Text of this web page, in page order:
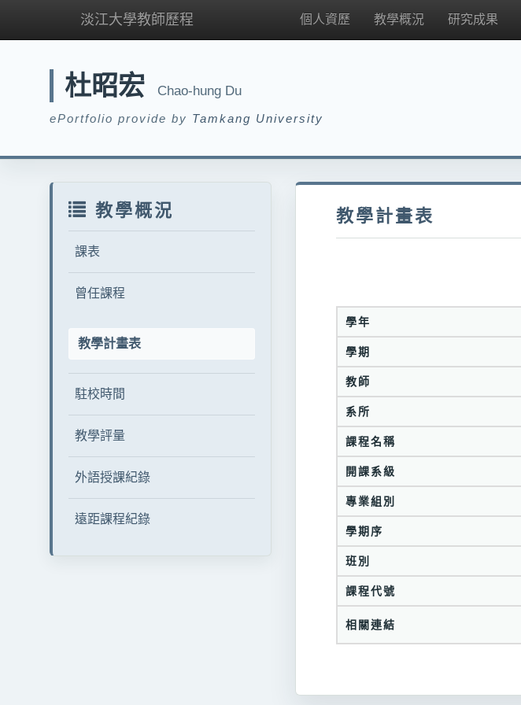
淡江大學教師歷程 個人資歷 教學概況 研究成果
杜昭宏 Chao-hung Du
ePortfolio provide by Tamkang University
教學概況
課表
曾任課程
教學計畫表
駐校時間
教學評量
外語授課紀錄
遠距課程紀錄
教學計畫表
學年
學期
教師
系所
課程名稱
開課系級
專業組別
學期序
班別
課程代號
相關連結